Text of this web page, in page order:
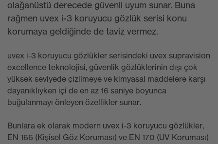
olağanüstü derecede güvenli uyum sunar. Buna
rağmen uvex i-3 koruyucu gözlük serisi konu
korumaya geldiğinde de taviz vermez.
uvex i-3 koruyucu gözlükler serisindeki uvex supravision
excellence teknolojisi, güvenlik gözlüklerinin dışı çok
yüksek seviyede çizilmeye ve kimyasal maddelere karşı
dayanıklıyken içi de en az 16 saniye boyunca
buğulanmayı önleyen özellikler sunar.
Bunlara ek olarak modern uvex i-3 koruyucu gözlükler,
EN 166 (Kişisel Göz Koruması) ve EN 170 (UV Koruması)